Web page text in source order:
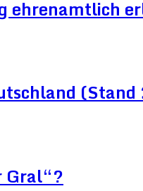
ehrenamtlich
Gral“?